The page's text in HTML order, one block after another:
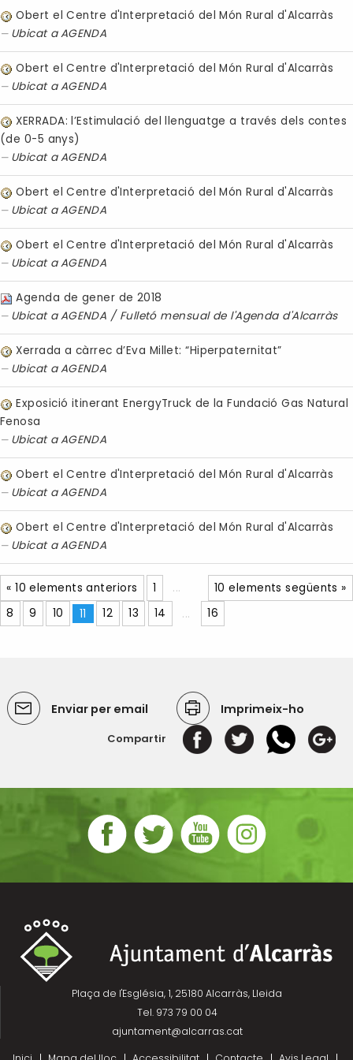
Obert el Centre d'Interpretació del Món Rural d'Alcarràs
Ubicat aAGENDA
Obert el Centre d'Interpretació del Món Rural d'Alcarràs
Ubicat aAGENDA
XERRADA: l’Estimulació del llenguatge a través dels contes
(de 0-5 anys)
Ubicat aAGENDA
Obert el Centre d'Interpretació del Món Rural d'Alcarràs
Ubicat aAGENDA
Obert el Centre d'Interpretació del Món Rural d'Alcarràs
Ubicat aAGENDA
Agenda de gener de 2018
Ubicat aAGENDA / Fulletó mensual de l'Agenda d'Alcarràs
Xerrada a càrrec d’Eva Millet: “Hiperpaternitat”
Ubicat aAGENDA
Exposició itinerant EnergyTruck de la Fundació Gas Natural
Fenosa
Ubicat aAGENDA
Obert el Centre d'Interpretació del Món Rural d'Alcarràs
Ubicat aAGENDA
Obert el Centre d'Interpretació del Món Rural d'Alcarràs
Ubicat aAGENDA
« 10 elements anteriors 10 elements següents »
1
...
8
9 10 11 12 13 14 ... 16
Enviar per email Imprimeix-ho
Compartir
Plaça de l'Església, 1, 25180 Alcarràs, Lleida
Tel. 973 79 00 04
ajuntament@alcarras.cat